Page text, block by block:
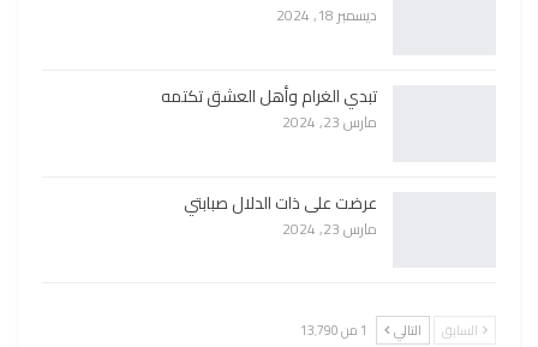
ديسمبر 18, 2024
تبدي الغرام وأهل العشق تكتمه
مارس 23, 2024
عرضت على ذات الدلال صبابتي
مارس 23, 2024
السابق التالي 1 من 13٬790